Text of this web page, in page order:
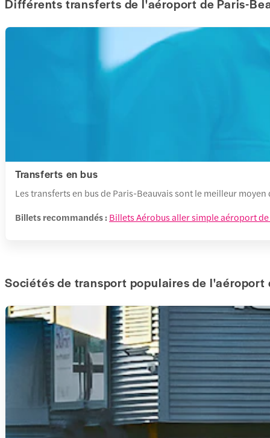
Différents transferts de l'aéroport de Paris-
Transferts en bus
Les transferts en bus de Paris-Beauvais sont le meilleur
Billets recommandés : Billets Aérobus aller simple aéroport
Sociétés de transport populaires de l'aéroport